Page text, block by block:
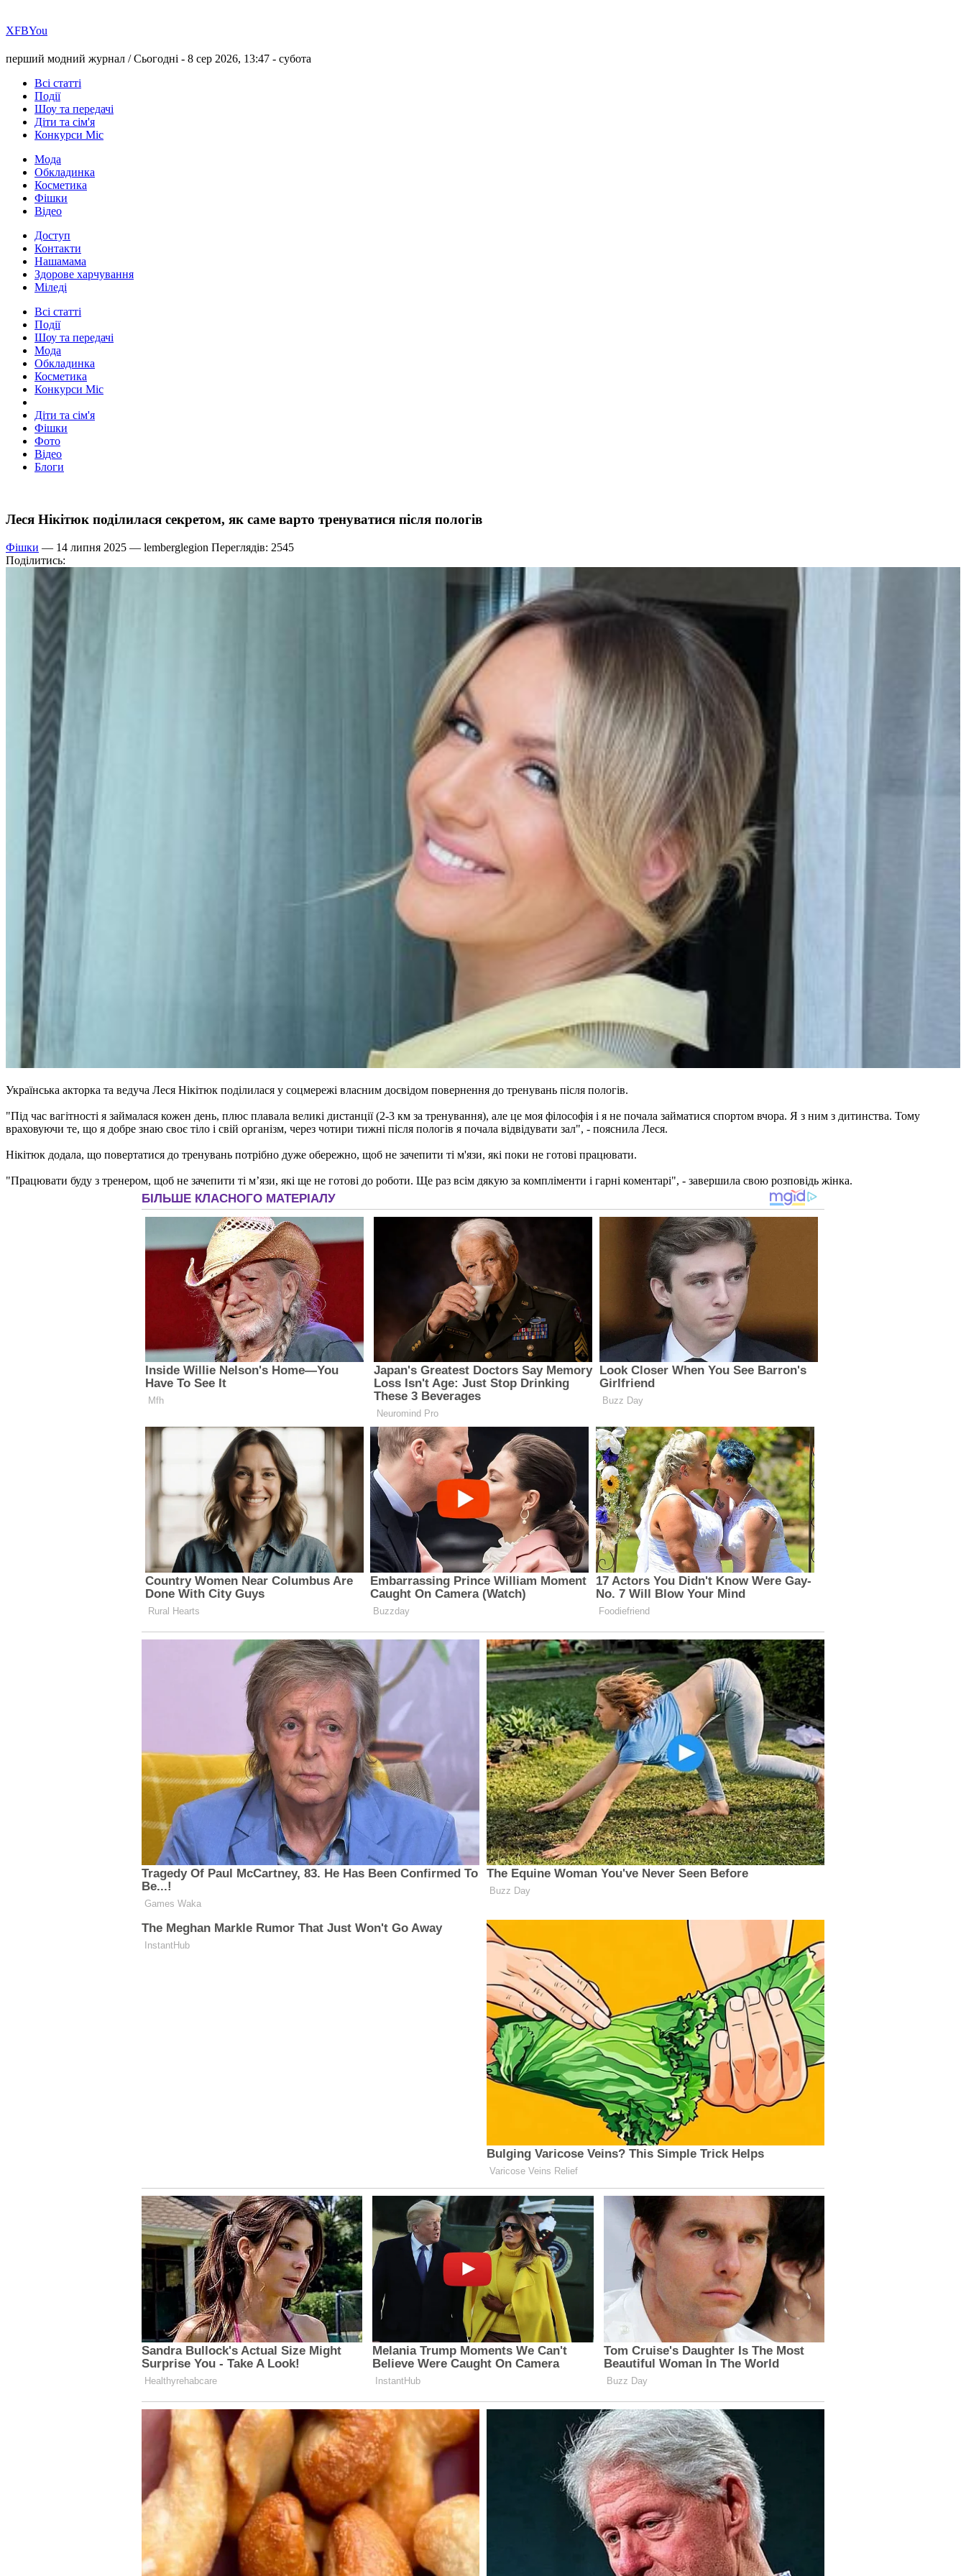
ХFBYou
перший модний журнал /Сьогодні - 8 сер 2026, 13:47 - субота
Всі статті
Події
Шоу та передачі
Діти та сім'я
Конкурси Міс
Мода
Обкладинка
Косметика
Фішки
Відео
Доступ
Контакти
Нашамама
Здорове харчування
Міледі
Всі статті
Події
Шоу та передачі
Мода
Обкладинка
Косметика
Конкурси Міс
Діти та сім'я
Фішки
Фото
Відео
Блоги
Леся Нікітюк поділилася секретом, як саме варто тренуватися після пологів
Фішки — 14 липня 2025 — lemberglegion Переглядів: 2545
Поділитись:
Українська акторка та ведуча Леся Нікітюк поділилася у соцмережі власним досвідом повернення до тренувань після пологів.
"Під час вагітності я займалася кожен день, плюс плавала великі дистанції (2-3 км за тренування), але це моя філософія і я не почала займатися спортом вчора. Я з ним з дитинства. Тому
враховуючи те, що я добре знаю своє тіло і свій організм, через чотири тижні після пологів я почала відвідувати зал", - пояснила Леся.
Нікітюк додала, що повертатися до тренувань потрібно дуже обережно, щоб не зачепити ті м'язи, які поки не готові працювати.
"Працювати буду з тренером, щоб не зачепити ті мʼязи, які ще не готові до роботи. Ще раз всім дякую за компліменти і гарні коментарі", - завершила свою розповідь жінка.